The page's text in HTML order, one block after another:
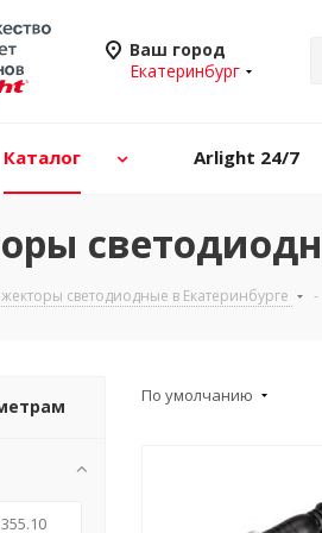
Ваш город
Екатеринбург
Каталог Arlight 24/7
светодиодные в Екатеринбурге -
По умолчанию